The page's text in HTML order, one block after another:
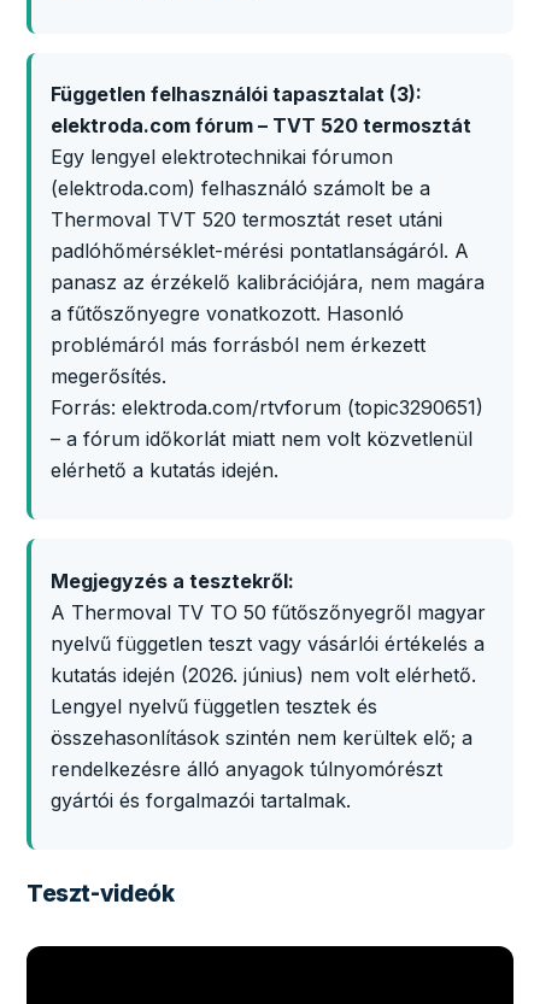
Független felhasználói tapasztalat (3):
elektroda.com fórum – TVT 520 termosztát
Egy lengyel elektrotechnikai fórumon
(elektroda.com) felhasználó számolt be a
Thermoval TVT 520 termosztát reset utáni
padlóhőmérséklet-mérési pontatlanságáról. A
panasz az érzékelő kalibrációjára, nem magára
a fűtőszőnyegre vonatkozott. Hasonló
problémáról más forrásból nem érkezett
megerősítés.
Forrás: elektroda.com/rtvforum (topic3290651)
– a fórum időkorlát miatt nem volt közvetlenül
elérhető a kutatás idején.
Megjegyzés a tesztekről:
A Thermoval TV TO 50 fűtőszőnyegről magyar
nyelvű független teszt vagy vásárlói értékelés a
kutatás idején (2026. június) nem volt elérhető.
Lengyel nyelvű független tesztek és
összehasonlítások szintén nem kerültek elő; a
rendelkezésre álló anyagok túlnyomórészt
gyártói és forgalmazói tartalmak.
Teszt-videók